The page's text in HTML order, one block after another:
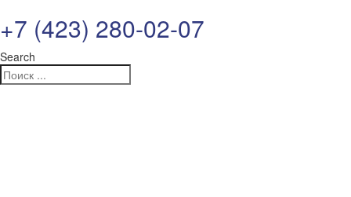
+7 (423) 280-02-07
Search